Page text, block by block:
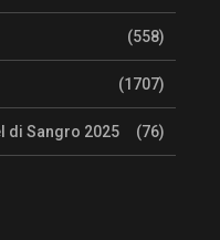
(558)
(1707)
di Sangro 2025 (76)